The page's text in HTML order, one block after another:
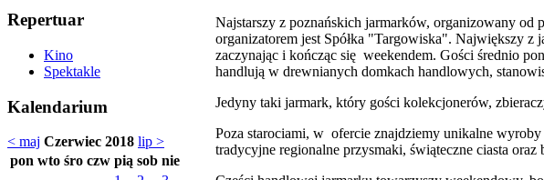
Repertuar
Kino
Spektakle
Kalendarium
< maj Czerwiec 2018 lip >
pon wto śro czw pią sob nie
Najstarszy z poznańskich jarmarków, organizowany
organizatorem jest Spółka "Targowiska". Największy
zaczynając i kończąc się weekendem. Gości średnio
handlują w drewnianych domkach handlowych,
Jedyny taki jarmark, który gości kolekcjonerów,
Poza starociami, w ofercie znajdziemy unikalne
tradycyjne regionalne przysmaki, świąteczne ciasta oraz